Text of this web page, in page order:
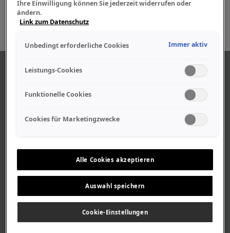
Medien
Geschäftszeiten
Stellenangebote
Geschichte
RECHTLICHES
Ihre Einwilligung können Sie jederzeit widerrufen oder
ändern.
Link zum Datenschutz
Unbedingt erforderliche Cookies Immer aktiv
Leistungs-Cookies
Funktionelle Cookies
Cookies für Marketingzwecke
Alle Cookies akzeptieren
Auswahl speichern
Cookie-Einstellungen